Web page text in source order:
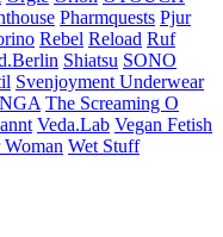
Pharmquests Pjur
Rebel Reload Ruf
Shiatsu SONO
Svenjoyment Underwear
The Screaming O
Veda.Lab Vegan Fetish
Woman Wet Stuff